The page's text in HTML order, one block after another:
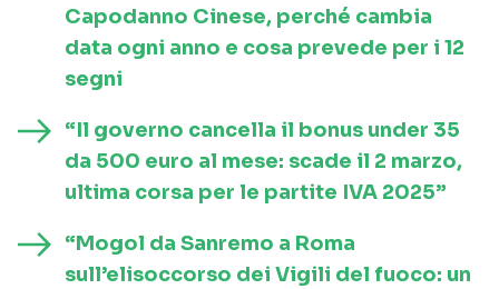
Capodanno Cinese, perché cambia
data ogni anno e cosa prevede per i 12
segni
“Il governo cancella il bonus under 35
da 500 euro al mese: scade il 2 marzo,
ultima corsa per le partite IVA 2025”
“Mogol da Sanremo a Roma
sull’elisoccorso dei Vigili del fuoco: un